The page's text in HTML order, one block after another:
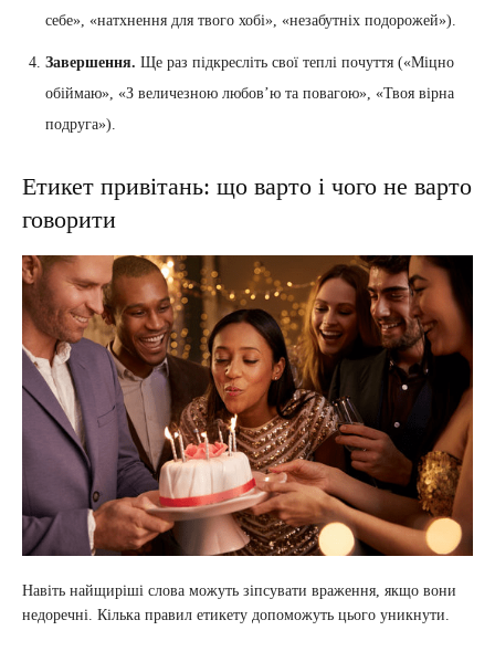
себе», «натхнення для твого хобі», «незабутніх подорожей»).
Завершення. Ще раз підкресліть свої теплі почуття («Міцно
обіймаю», «З величезною любов’ю та повагою», «Твоя вірна
подруга»).
Етикет привітань: що варто і чого не варто
говорити
Навіть найщиріші слова можуть зіпсувати враження, якщо вони
недоречні. Кілька правил етикету допоможуть цього уникнути.